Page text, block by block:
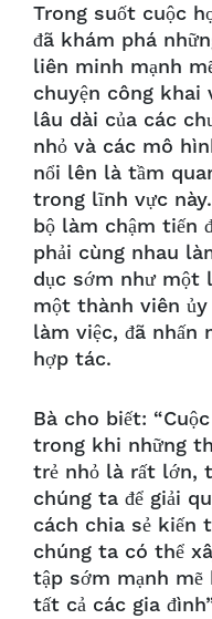
Trong suốt cuộc
đã khám phá
liên minh mạnh
chuyện công khai
lâu dài của các
nhỏ và các mô
nổi lên là tầm
trong lĩnh vực
bộ làm chậm tiến
phải cùng nhau
dục sớm như một
một thành viên
làm việc, đã nhấn
hợp tác.
Bà cho biết:
trong khi những
trẻ nhỏ là rất lớn,
chúng ta để giải
cách chia sẻ kiến
chúng ta có thể
tập sớm mạnh mẽ
tất cả các gia